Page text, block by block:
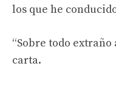
los que he
“Sobre todo
carta.